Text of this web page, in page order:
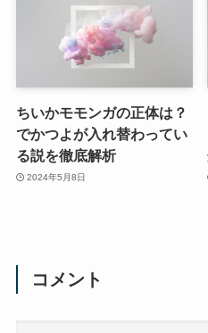
ちいかモモンガの正体は？
でかつよが入れ替わってい
る説を徹底解析
2024年5月8日
コメント